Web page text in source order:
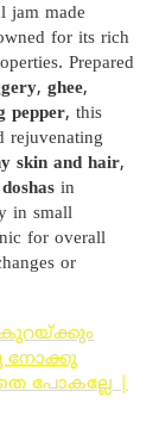
jam made
for its rich
Prepared
, ghee,
pepper, this
rejuvenating
skin and hair,
doshas in
in small
for overall
or
കുറയ്ക്കും
നോക്കു
പോകല്ലേ |